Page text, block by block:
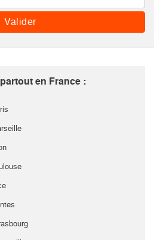
en France :